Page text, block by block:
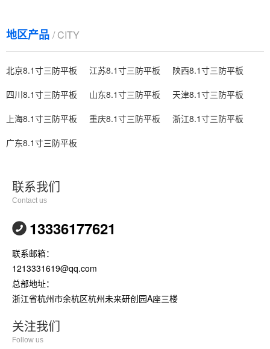
地区产品 / CITY
北京8.1寸三防平板 江苏8.1寸三防平板
陕西8.1寸三防平板
四川8.1寸三防平板
山东8.1寸三防平板
天津8.1寸三防平板
上海8.1寸三防平板
重庆8.1寸三防平板
浙江8.1寸三防平板
广东8.1寸三防平板
联系我们
Contact us
13336177621
联系邮箱：
1213331619@qq.com
总部地址：
浙江省杭州市余杭区杭州未来研创园A座三楼
关注我们
Follow us